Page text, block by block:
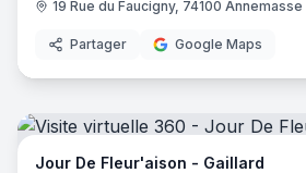
19 Rue du Faucigny, 74100 Annemasse
Partager Google Maps
Jour De Fleur'aison - Gaillard